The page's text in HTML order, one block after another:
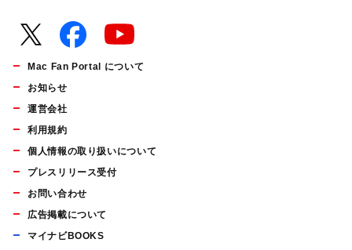
Mac Fan Portal について
お知らせ
運営会社
利用規約
個人情報の取り扱いについて
プレスリリース受付
お問い合わせ
広告掲載について
マイナビBOOKS